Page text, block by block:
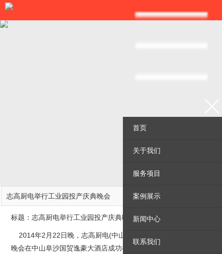
首页
关于我们
服务项目
案例展示
新闻中心
联系我们
志高厨电举行工业园投产庆典晚会
标题：志高厨电举行工业园投产庆典晚会
2014年2月22日晚，志高厨电(中山)工业园一期工程全面投产庆典
晚会在中山阜沙国贸逸豪大酒店成功举办，本次晚会以“2014-梦想与